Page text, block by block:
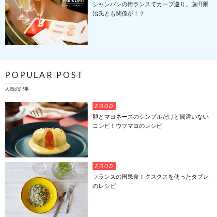
シャンパンの街ランスでカーブ巡り。藤田嗣
治氏とも関係が！？
POPULAR POST
人気の記事
FOOD
卵とマヨネーズのシンプルだけど間違いない
コンビ！ウフマヨのレシピ
FOOD
フランスの国民食！クスクスを使ったタブレ
のレシピ